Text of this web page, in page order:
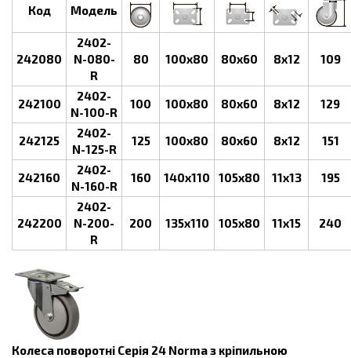
Код Модель
242080
2402-
N-080-
R
80 100х80 80х60 8х12 109
242100
2402-
N-100-R
100 100х80 80х60 8х12 129
242125
2402-
N-125-R
125 100х80 80х60 8х12 151
242160
2402-
N-160-R
160 140х110 105х80 11х13 195
242200
2402-
N-200-
R
200 135х110 105х80 11х15 240
Колеса поворотні Серія 24 Norma з кріпильною